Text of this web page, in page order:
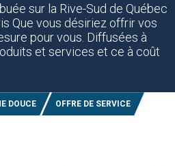
sur la Rive-Sud de Québec
Que vous désiriez offrir vos
pour vous. Diffusées à
et services et ce à coût
DOUCE OFFRE DE SERVICE